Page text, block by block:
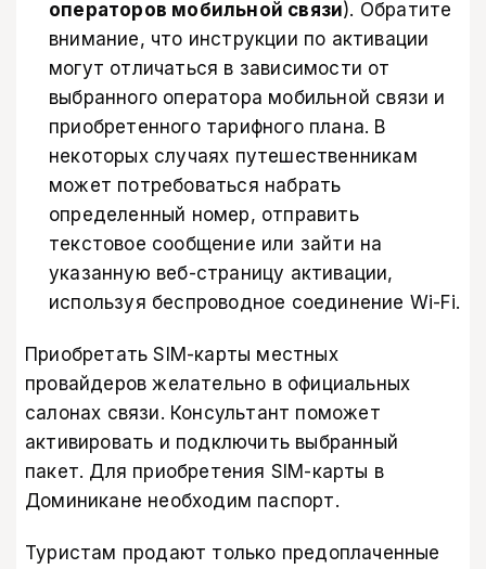
операторов мобильной связи). Обратите
внимание, что инструкции по активации
могут отличаться в зависимости от
выбранного оператора мобильной связи и
приобретенного тарифного плана. В
некоторых случаях путешественникам
может потребоваться набрать
определенный номер, отправить
текстовое сообщение или зайти на
указанную веб-страницу активации,
используя беспроводное соединение Wi-Fi.
Приобретать SIM-карты местных
провайдеров желательно в официальных
салонах связи. Консультант поможет
активировать и подключить выбранный
пакет. Для приобретения SIM-карты в
Доминикане необходим паспорт.
Туристам продают только предоплаченные